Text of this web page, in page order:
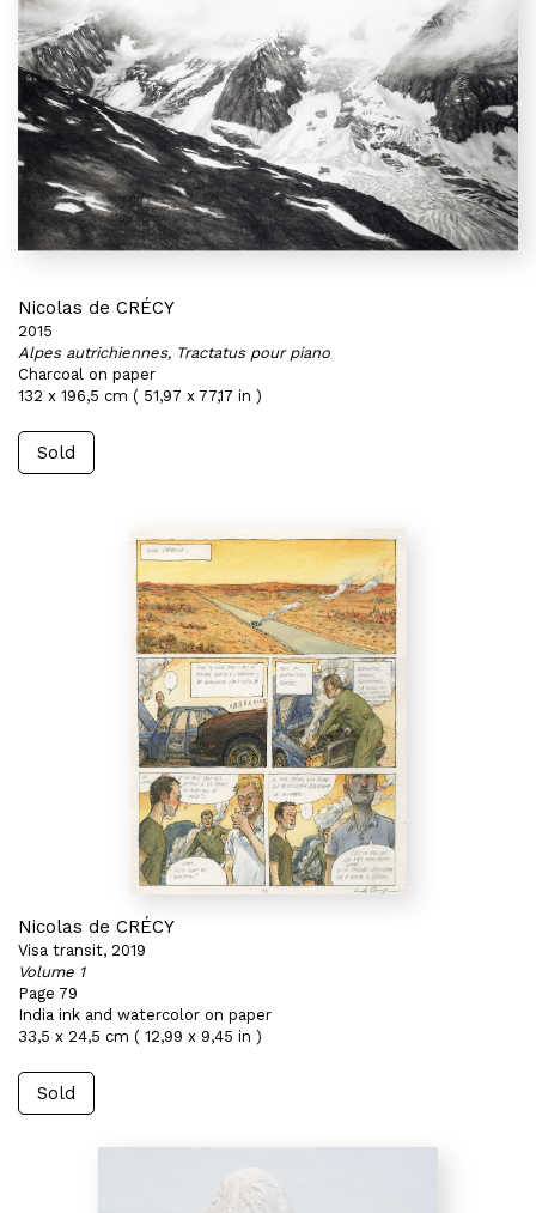
Nicolas de CRÉCY
2015
Alpes autrichiennes, Tractatus pour piano
Charcoal on paper
132 x 196,5 cm ( 51,97 x 77,17 in )
Sold
Nicolas de CRÉCY
Visa transit, 2019
Volume 1
Page 79
India ink and watercolor on paper
33,5 x 24,5 cm ( 12,99 x 9,45 in )
Sold